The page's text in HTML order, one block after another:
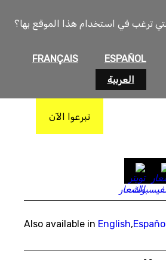
ترغب في استخدام هذا الموقع بها؟
ESPAÑOL
FRANÇAIS
العربية
تبرعوا الآن
Also available in English,